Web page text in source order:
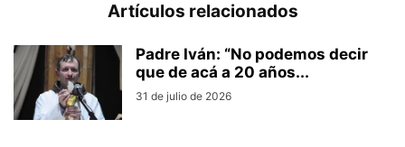
Artículos relacionados
Padre Iván: “No podemos decir
que de acá a 20 años...
31 de julio de 2026